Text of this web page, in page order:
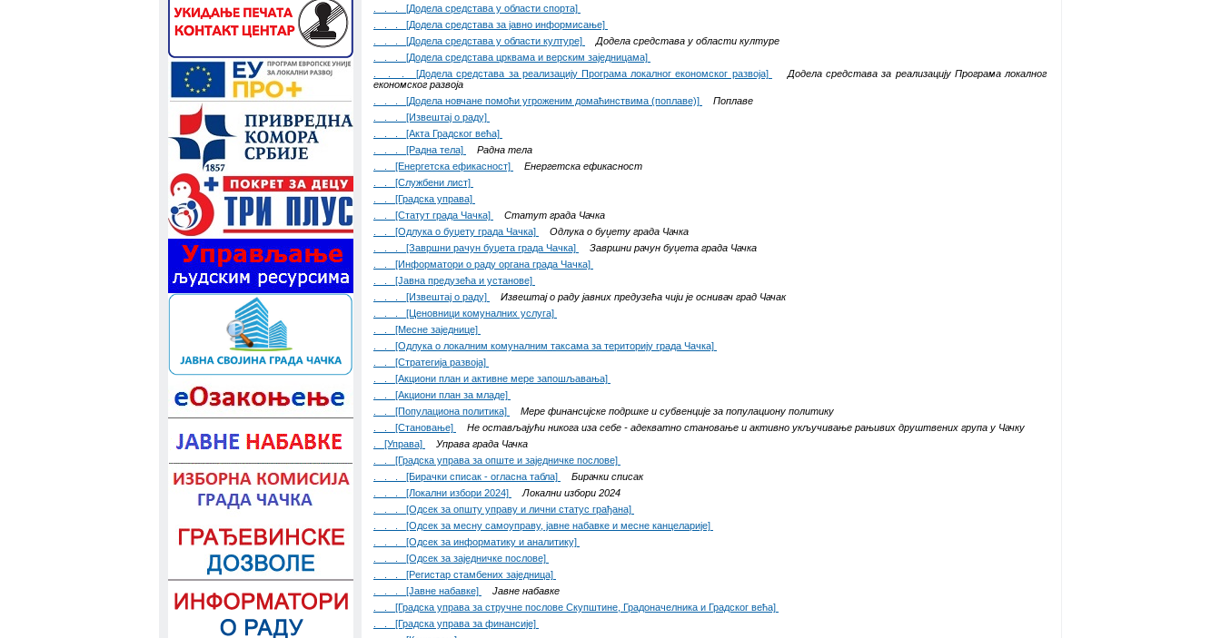
. . . [Додела средстава у области спорта]
. . . [Додела средстава за јавно информисање]
. . . [Додела средстава у области културе]
Додела средстава у области културе
. . . [Додела средстава црквама и верским заједницама]
. . . [Додела средстава за реализацију Програма локалног економског развоја]
Додела средстава за реализацију Програма локалног
економског развоја
. . . [Додела новчане помоћи угроженим домаћинствима (поплаве)]
Поплаве
. . . [Извештај о раду]
. . . [Акта Градског већа]
. . . [Радна тела]
Радна тела
. . [Енергетска ефикасност]
Енергетска ефикасност
. . [Службени лист]
. . [Градска управа]
. . [Статут града Чачка]
Статут града Чачка
. . [Одлука о буџету града Чачка]
Одлука о буџету града Чачка
. . . [Завршни рачун буџета града Чачка]
Завршни рачун буџета града Чачка
. . [Информатори о раду органа града Чачка]
. . [Јавна предузећа и установе]
. . . [Извештај о раду]
Извештај о раду јавних предузећа чији је оснивач град Чачак
. . . [Ценовници комуналних услуга]
. . [Месне заједнице]
. . [Одлука о локалним комуналним таксама за територију града Чачка]
. . [Стратегија развоја]
. . [Акциони план и активне мере запошљавања]
. . [Акциони план за младе]
. . [Популациона политика]
Мере финансијске подршке и субвенције за популациону политику
. . [Становање]
Не остављајући никога иза себе - адекватно становање и активно укључивање рањивих друштвених група у Чачку
. [Управа]
Управа града Чачка
. . [Градска управа за опште и заједничке послове]
. . . [Бирачки списак - огласна табла]
Бирачки списак
. . . [Локални избори 2024]
Локални избори 2024
. . . [Одсек за општу управу и лични статус грађана]
. . . [Одсек за месну самоуправу, јавне набавке и месне канцеларије]
. . . [Одсек за информатику и аналитику]
. . . [Одсек за заједничке послове]
. . . [Регистар стамбених заједница]
. . . [Јавне набавке]
Јавне набавке
. . [Градска управа за стручне послове Скупштине, Градоначелника и Градског већа]
. . [Градска управа за финансије]